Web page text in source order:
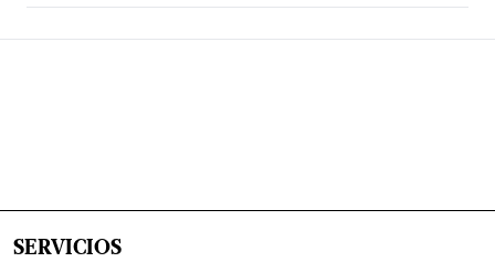
SERVICIOS